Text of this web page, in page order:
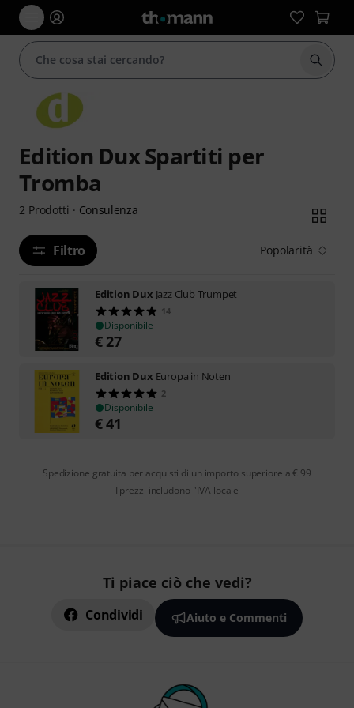
Edition Dux Spartiti per
Tromba
2 Prodotti · Consulenza
Filtro Popolarità
Edition Dux Jazz Club Trumpet
14
Disponibile
€ 27
Edition Dux Europa in Noten
2
Disponibile
€41
Spedizione gratuita per acquisti di un importo superiore a € 99
I prezzi includono l'IVA locale
Ti piace ciò che vedi?
Condividi Aiuto e Commenti